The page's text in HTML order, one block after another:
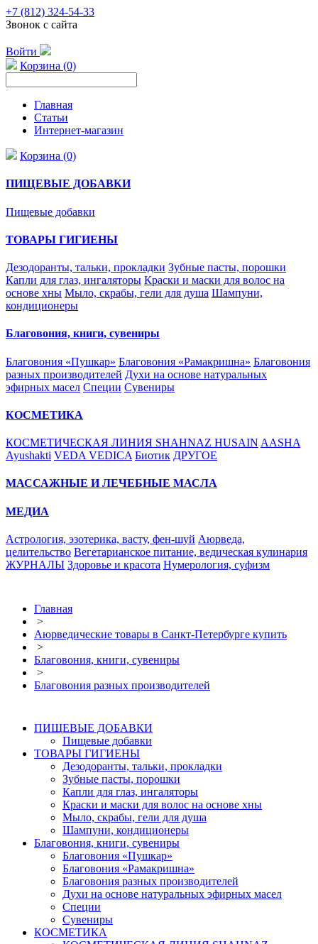
+7 (812) 324-54-33
Звонок с сайта
Войти
Корзина (0)
Главная
Статьи
Интернет-магазин
Корзина (0)
ПИЩЕВЫЕ ДОБАВКИ
Пищевые добавки
ТОВАРЫ ГИГИЕНЫ
Дезодоранты, тальки, прокладки Зубные пасты, порошки
Капли для глаз, ингаляторы Краски и маски для волос на
основе хны Мыло, скрабы, гели для душа Шампуни,
кондиционеры
Благовония, книги, сувениры
Благовония «Пушкар» Благовония «Рамакришна» Благовония
разных производителей Духи на основе натуральных
эфирных масел Специи Сувениры
КОСМЕТИКА
КОСМЕТИЧЕСКАЯ ЛИНИЯ SHAHNAZ HUSAIN AASHA
Ayushakti VEDA VEDICA Биотик ДРУГОЕ
МАССАЖНЫЕ И ЛЕЧЕБНЫЕ МАСЛА
МЕДИА
Астрология, эзотерика, васту, фен-шуй Аюрведа,
целительство Вегетарианское питание, ведическая кулинария
ЖУРНАЛЫ Здоровье и красота Нумерология, суфизм
Главная
>
Аюрведические товары в Санкт-Петербурге купить
>
Благовония, книги, сувениры
>
Благовония разных производителей
ПИЩЕВЫЕ ДОБАВКИ
Пищевые добавки
ТОВАРЫ ГИГИЕНЫ
Дезодоранты, тальки, прокладки
Зубные пасты, порошки
Капли для глаз, ингаляторы
Краски и маски для волос на основе хны
Мыло, скрабы, гели для душа
Шампуни, кондиционеры
Благовония, книги, сувениры
Благовония «Пушкар»
Благовония «Рамакришна»
Благовония разных производителей
Духи на основе натуральных эфирных масел
Специи
Сувениры
КОСМЕТИКА